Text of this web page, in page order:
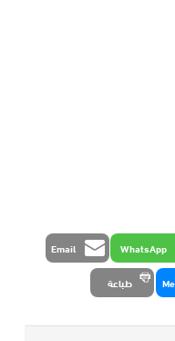
WhatsApp
Email
طباعة